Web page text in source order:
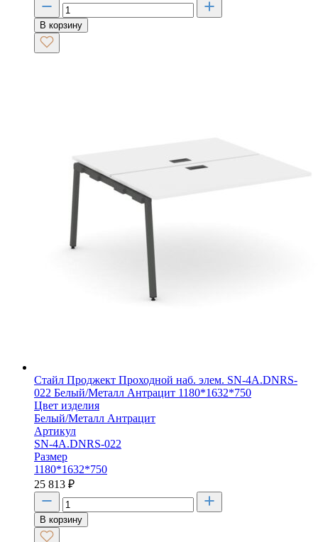
В корзину
Стайл Проджект Проходной наб. элем. SN-4A.DNRS-
022 Белый/Металл Антрацит 1180*1632*750
Цвет изделия
Белый/Металл Антрацит
Артикул
SN-4A.DNRS-022
Размер
1180*1632*750
25 813 ₽
В корзину